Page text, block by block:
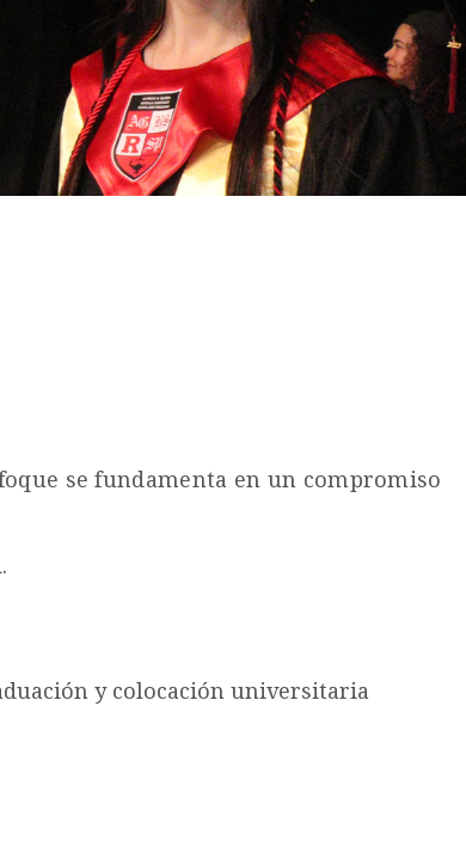
se fundamenta en un compromiso
y colocación universitaria